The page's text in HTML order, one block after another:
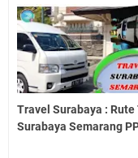
Travel Surabaya : Rute
Surabaya Semarang